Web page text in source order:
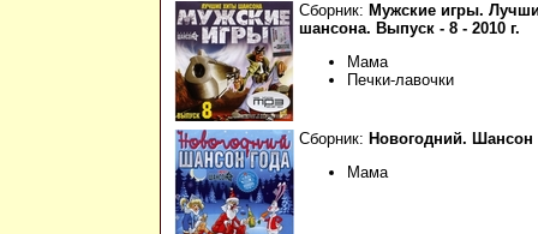
Сборник: Мужские игры.
шансона. Выпуск - 8 - 2010 г.
Мама
Печки-лавочки
Сборник: Новогодний. Шансон
Мама